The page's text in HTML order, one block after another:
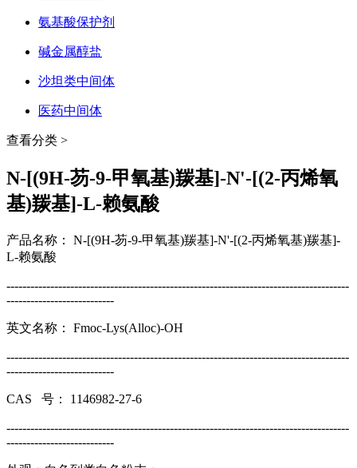
氨基酸保护剂
碱金属醇盐
沙坦类中间体
医药中间体
查看分类 >
N-[(9H-芴-9-甲氧基)羰基]-N'-[(2-丙烯氧
基)羰基]-L-赖氨酸
产品名称： N-[(9H-芴-9-甲氧基)羰基]-N'-[(2-丙烯氧基)羰基]-
L-赖氨酸
--------------------------------------------------------------------------------------
---------------------------
英文名称： Fmoc-Lys(Alloc)-OH
--------------------------------------------------------------------------------------
---------------------------
CAS 号： 1146982-27-6
--------------------------------------------------------------------------------------
---------------------------